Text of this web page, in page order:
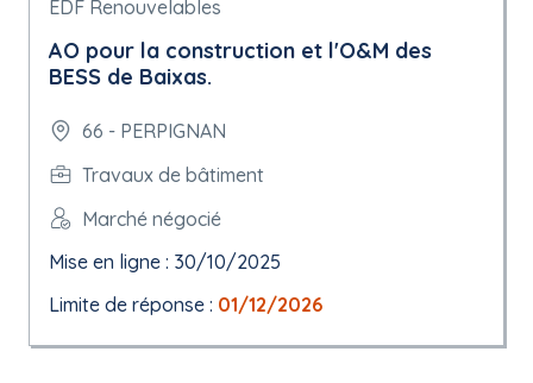
EDF Renouvelables
AO pour la construction et l'O&M des
BESS de Baixas.
66 - PERPIGNAN
Travaux de bâtiment
Marché négocié
Mise en ligne : 30/10/2025
Limite de réponse : 01/12/2026